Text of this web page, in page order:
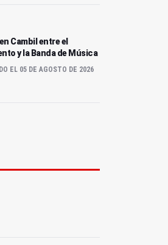
Cambil entre el
y la Banda de Música
EL 05 DE AGOSTO DE 2026